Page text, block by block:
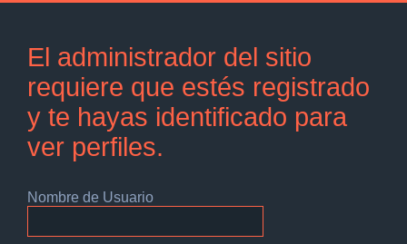
El administrador del sitio
requiere que estés registrado
y te hayas identificado para
ver perfiles.
Nombre de Usuario